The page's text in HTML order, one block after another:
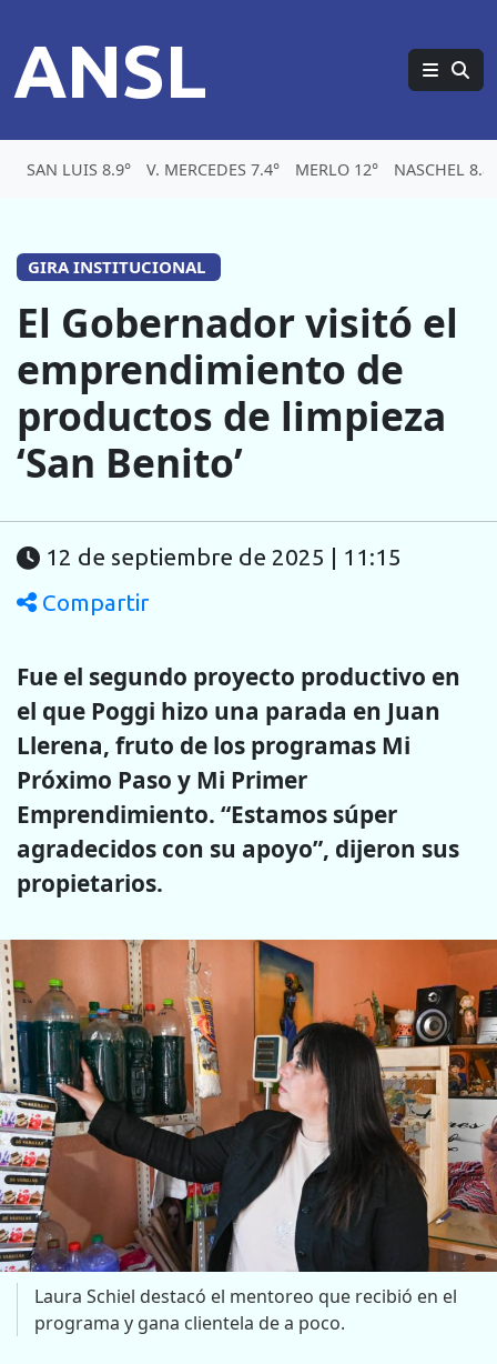
ANSL
SAN LUIS 8.9° V. MERCEDES 7.4° MERLO 12° NASCHEL 8.8°
GIRA INSTITUCIONAL
El Gobernador visitó el
emprendimiento de
productos de limpieza
‘San Benito’
12 de septiembre de 2025 | 11:15
Compartir
Fue el segundo proyecto productivo en
el que Poggi hizo una parada en Juan
Llerena, fruto de los programas Mi
Próximo Paso y Mi Primer
Emprendimiento. “Estamos súper
agradecidos con su apoyo”, dijeron sus
propietarios.
Laura Schiel destacó el mentoreo que recibió en el
programa y gana clientela de a poco.